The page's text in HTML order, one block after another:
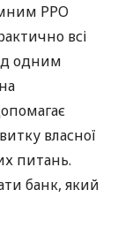
РРО
всі
одним
власної
питань.
банк, який